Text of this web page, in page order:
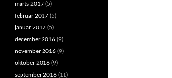
marts 2017 (5)
februar 2017 (5)
januar 2017 (5)
december 2016 (9)
november 2016 (9)
oktober 2016 (9)
september 2016 (11)